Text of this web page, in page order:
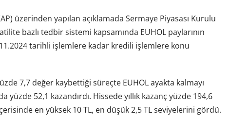
üzerinden yapılan açıklamada Sermaye Piyasası Kurulu
bazlı tedbir sistemi kapsamında EUHOL paylarının
tarihli işlemlere kadar kredili işlemlere konu
7,7 değer kaybettiği süreçte EUHOL ayakta kalmayı
yüzde 52,1 kazandırdı. Hissede yıllık kazanç yüzde 194,6
en yüksek 10 TL, en düşük 2,5 TL seviyelerini gördü.